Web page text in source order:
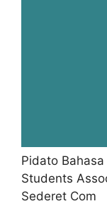
Pidato
Students
Sederet Com